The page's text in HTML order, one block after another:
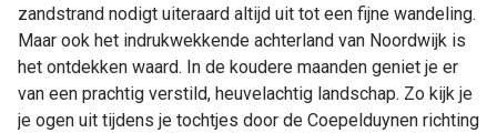
zandstrand nodigt uiteraard altijd uit tot een fijne wandeling.
Maar ook het indrukwekkende achterland van Noordwijk is
het ontdekken waard. In de koudere maanden geniet je er
van een prachtig verstild, heuvelachtig landschap. Zo kijk je
je ogen uit tijdens je tochtjes door de Coepelduynen richting